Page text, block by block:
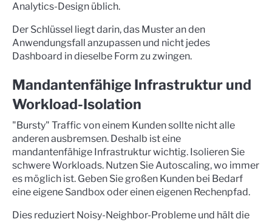
Analytics-Design üblich.
Der Schlüssel liegt darin, das Muster an den
Anwendungsfall anzupassen und nicht jedes
Dashboard in dieselbe Form zu zwingen.
Mandantenfähige Infrastruktur und
Workload-Isolation
"Bursty" Traffic von einem Kunden sollte nicht alle
anderen ausbremsen. Deshalb ist eine
mandantenfähige Infrastruktur wichtig. Isolieren Sie
schwere Workloads. Nutzen Sie Autoscaling, wo immer
es möglich ist. Geben Sie großen Kunden bei Bedarf
eine eigene Sandbox oder einen eigenen Rechenpfad.
Dies reduziert Noisy-Neighbor-Probleme und hält die